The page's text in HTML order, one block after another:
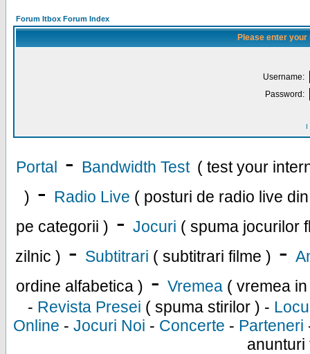
Forum Itbox Forum Index
Please enter
Username:
Password:
I
Portal - Bandwidth Test ( test your
) - Radio Live ( posturi de radio live
pe categorii ) - Jocuri ( spuma jocurilor
zilnic ) - Subtitrari ( subtitrari filme ) -
ordine alfabetica ) - Vremea ( vremea
- Revista Presei ( spuma stirilor ) -
Online - Jocuri Noi - Concerte - Parteneri
anunturi